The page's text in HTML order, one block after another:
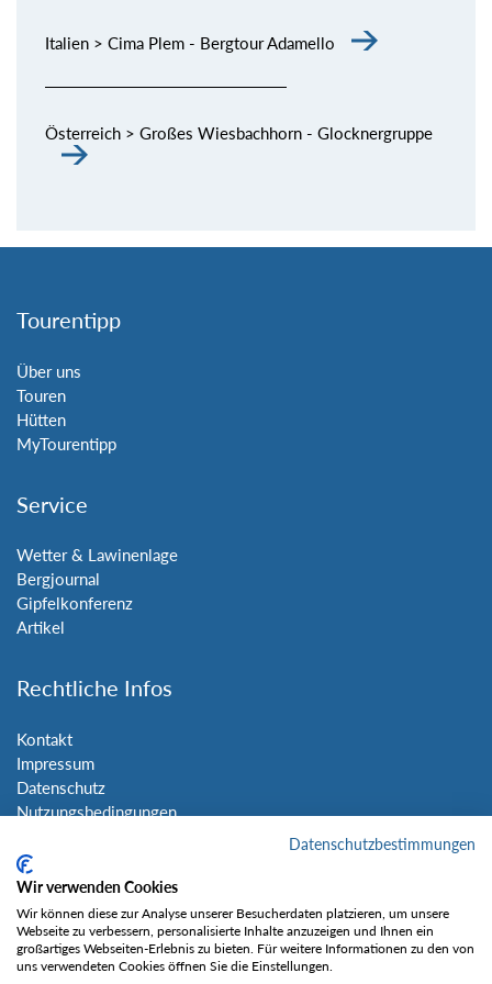
Italien > Cima Plem - Bergtour Adamello
Österreich > Großes Wiesbachhorn - Glocknergruppe
Tourentipp
Über uns
Touren
Hütten
MyTourentipp
Service
Wetter & Lawinenlage
Bergjournal
Gipfelkonferenz
Artikel
Rechtliche Infos
Kontakt
Impressum
Datenschutz
Nutzungsbedingungen
Social Media
Datenschutzbestimmungen
Wir verwenden Cookies
Wir können diese zur Analyse unserer Besucherdaten platzieren, um unsere
Webseite zu verbessern, personalisierte Inhalte anzuzeigen und Ihnen ein
großartiges Webseiten-Erlebnis zu bieten. Für weitere Informationen zu den von
uns verwendeten Cookies öffnen Sie die Einstellungen.